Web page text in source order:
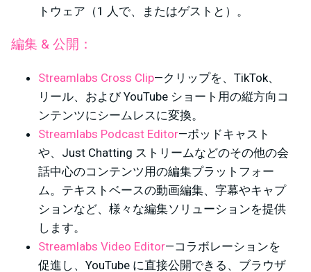
トウェア（1 人で、またはゲストと）。
編集 & 公開：
Streamlabs Cross Clip—クリップを、TikTok、
リール、および YouTube ショート用の縦方向コ
ンテンツにシームレスに変換。
Streamlabs Podcast Editor—ポッドキャスト
や、Just Chatting ストリームなどのその他の会
話中心のコンテンツ用の編集プラットフォー
ム。テキストベースの動画編集、字幕やキャプ
ションなど、様々な編集ソリューションを提供
します。
Streamlabs Video Editor—コラボレーションを
促進し、YouTube に直接公開できる、ブラウザ